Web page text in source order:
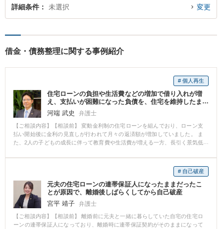
詳細条件 未選択 変更
借金・債務整理に関する事例紹介
# 個人再生
住宅ローンの負担や生活費などの増加で借り入れが増
え、支払いが困難になった負債を、住宅を維持したま
ま個人再生で圧縮する
河端 武史 弁護士
【ご相談内容】【相談前】 変動金利制の住宅ローンを組んでおり、ローン支
払い開始後に金利の見直しが行われて月々の返済額が増加していました。 ま
た、2人の子どもの成長に伴って教育費や生活費が増える一方、長引く景気低
字になっていて、銀行ローンなどの借り入れがだんだんと増え、支払いが苦
しくなっていました。 住宅ローンを支払ったり、生活費の不足分を工面する
ために、初めは銀行ローンで、次に信販系のカードなどで借金をするように
なりましたが、金利が高いこともあり、借金を返済するためにさらに別のク
レジットカードや消費者金融で借り入れをするようになりました。 その後、
仕事を掛け持ちするなどして返済を続ける努力したものの上手くいかず、借
金の総額が800万円近くとなり、月の支払い額も10万円を超えて、住宅ローン
の支払いも困難となっていました。 【相談後】 自宅は残したいというご希望
でしたので、任意整理か住宅資金特別条項付個人再生を検討することになり
# 自己破産
元夫の住宅ローンの連帯保証人になったままだったこ
とが原因で、離婚後しばらくしてから自己破産
宮平 靖子 弁護士
【ご相談内容】【相談前】 離婚前に元夫と一緒に暮らしていた自宅の住宅ロ
ーンの連帯保証人になっており、離婚時に連帯保証契約がそのままになって